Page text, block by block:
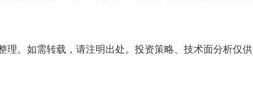
。如需转载，请注明出处。投资策略、技术面分析仅供